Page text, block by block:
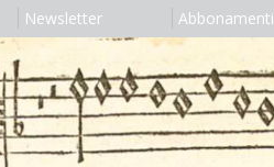
Newsletter Abbonamenti